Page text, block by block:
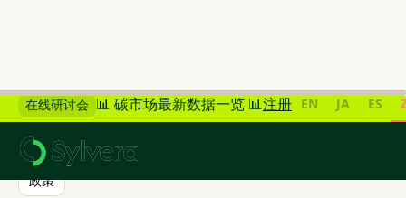
在线研讨会 📊 碳市场最新数据一览 📊注册 EN JA ES
政策